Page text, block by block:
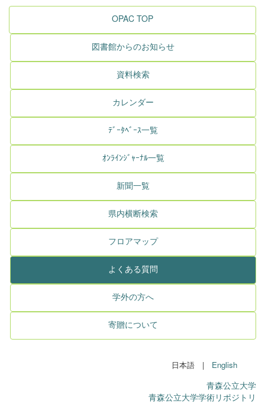
OPAC TOP
図書館からのお知らせ
資料検索
カレンダー
ﾃﾞｰﾀﾍﾞｰｽ一覧
ｵﾝﾗｲﾝｼﾞｬｰﾅﾙ一覧
新聞一覧
県内横断検索
フロアマップ
よくある質問
学外の方へ
寄贈について
日本語 | English
青森公立大学
青森公立大学学術リポジトリ